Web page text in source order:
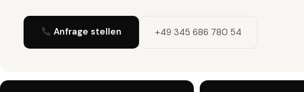
Anfrage stellen +49 345 686 780 54